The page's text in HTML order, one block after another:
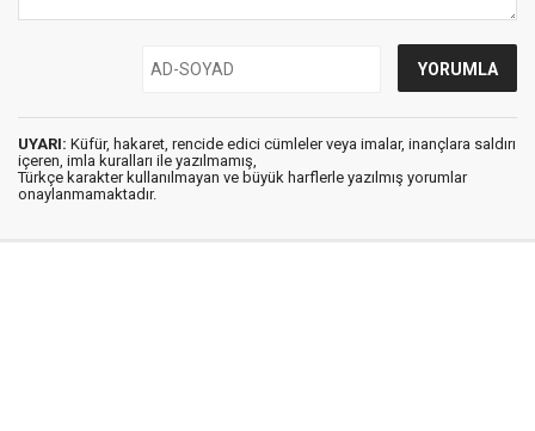
UYARI: Küfür, hakaret, rencide edici cümleler veya imalar, inançlara saldırı
içeren, imla kuralları ile yazılmamış,
Türkçe karakter kullanılmayan ve büyük harflerle yazılmış yorumlar
onaylanmamaktadır.